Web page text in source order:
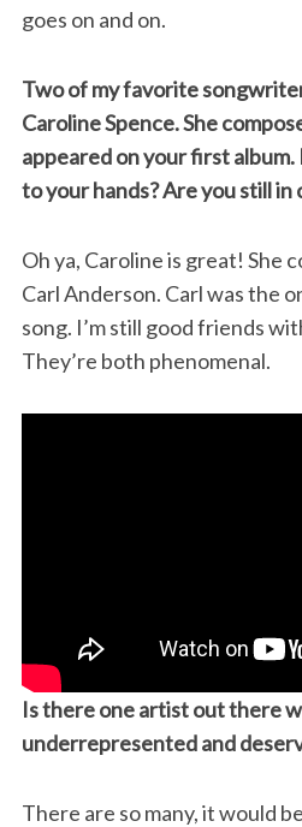
goes on and on.
Two of my favorite
Caroline Spence. She
appeared on your first
to your hands? Are you still
Oh ya, Caroline is great! She
Carl Anderson. Carl was the
song. I’m still good friends
They’re both phenomenal.
Is there one artist out there
underrepresented and
There are so many, it would